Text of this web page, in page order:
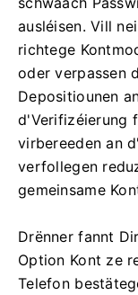
ausléisen. Vill
richtege
oder verpassen
Depositiounen
d'Verifizéierung
virbereeden an
verfollegen
gemeinsame
Drënner fannt
Option Kont ze
Telefon